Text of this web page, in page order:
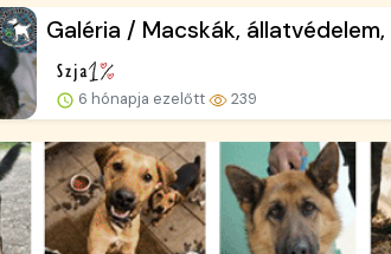
Galéria / Macskák, állatvédelem,
6 hónapja ezelőtt 239